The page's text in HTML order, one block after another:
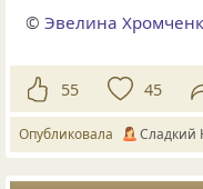
©Эвелина
55 45
Опубликовала Сладкий